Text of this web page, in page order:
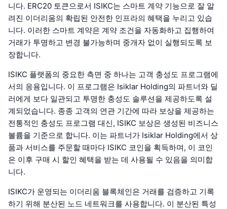
니다. ERC20 토큰으로서 ISIKC는 스마트 계약 기능으로 잘 알
려진 이더리움의 확립된 안전한 인프라의 혜택을 누리고 있습
니다. 이러한 스마트 계약은 계약 조건을 자동화하고 집행하여
거래가 투명하고 변경 불가능하며 중개자 없이 실행되도록 보
장합니다.
ISIKC 플랫폼의 중요한 측면 중 하나는 고객 충성도 프로그램에
서의 응용입니다. 이 프로그램은 Isiklar Holding의 파트너와 딜
러에게 보다 일관되고 투명한 충성도 솔루션을 제공하도록 설
계되었습니다. 종종 고객의 연관 기간에 따라 보상을 제공하는
전통적인 충성도 프로그램 대신, ISIKC 보상은 생성된 비즈니스
볼륨을 기준으로 합니다. 이는 파트너가 Isiklar Holding에서 상
품과 서비스를 주문할 때마다 ISIKC 코인을 획득하며, 이 코인
은 이후 구매 시 할인 혜택을 받는 데 사용될 수 있음을 의미합
니다.
ISIKC가 운영되는 이더리움 블록체인은 거래를 검증하고 기록
하기 위해 분산된 노드 네트워크를 사용합니다. 이 분산된 특성